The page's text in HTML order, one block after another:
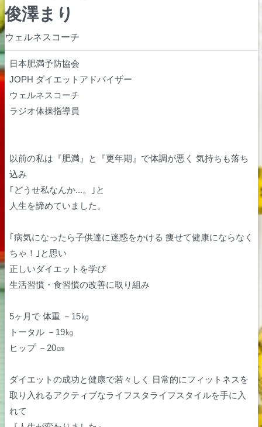
俊澤まり
ウェルネスコーチ
日本肥満予防協会
JOPH ダイエットアドバイザー
ウェルネスコーチ
ラジオ体操指導員
以前の私は『肥満』と『更年期』で体調が悪く 気持ちも落ち
込み
｢どうせ私なんか...。｣と
人生を諦めていました。
｢病気になったら子供達に迷惑をかける 痩せて健康にならなく
ちゃ！｣と思い
正しいダイエットを学び
生活習慣・食習慣の改善に取り組み
5ヶ月で 体重 －15㎏
トータル －19㎏
ヒップ －20㎝
ダイエットの成功と健康で若々しく 日常的にフィットネスを
取り入れるアクティブなライフスタライフスタイルを手に入
れて